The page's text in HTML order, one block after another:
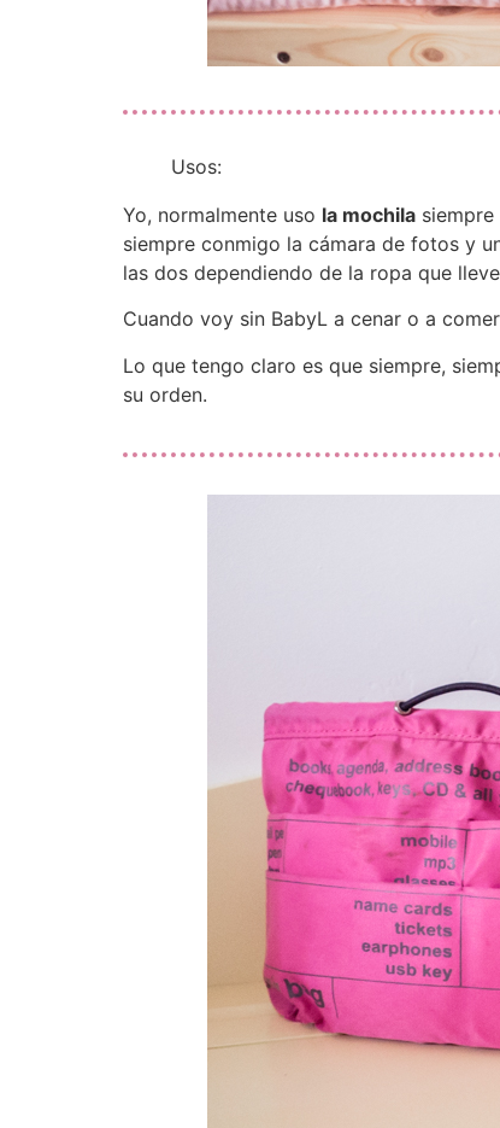
Usos:
Yo, normalmente uso la mochila
siempre conmigo la cámara de fotos y
las dos dependiendo de la ropa que
Cuando voy sin BabyL a cenar o a
Lo que tengo claro es que siempre,
su orden.